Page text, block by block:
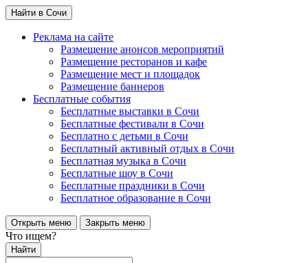
Найти в Сочи
Реклама на сайте
Размещение анонсов мероприятий
Размещение ресторанов и кафе
Размещение мест и площадок
Размещение баннеров
Бесплатные события
Бесплатные выставки в Сочи
Бесплатные фестивали в Сочи
Бесплатно с детьми в Сочи
Бесплатный активный отдых в Сочи
Бесплатная музыка в Сочи
Бесплатные шоу в Сочи
Бесплатные праздники в Сочи
Бесплатное образование в Сочи
Открыть меню Закрыть меню
Что ищем?
Найти